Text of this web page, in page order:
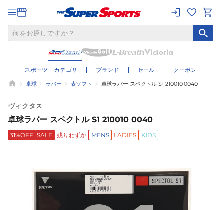
スポーツ・カテゴリ ブランド セール クーポン
卓球 ラバー 表ソフト 卓球ラバー スペクトル S1 210010 0040
ヴィクタス
卓球ラバー スペクトル S1 210010 0040
31%OFF SALE 残りわずか MENS LADIES KIDS